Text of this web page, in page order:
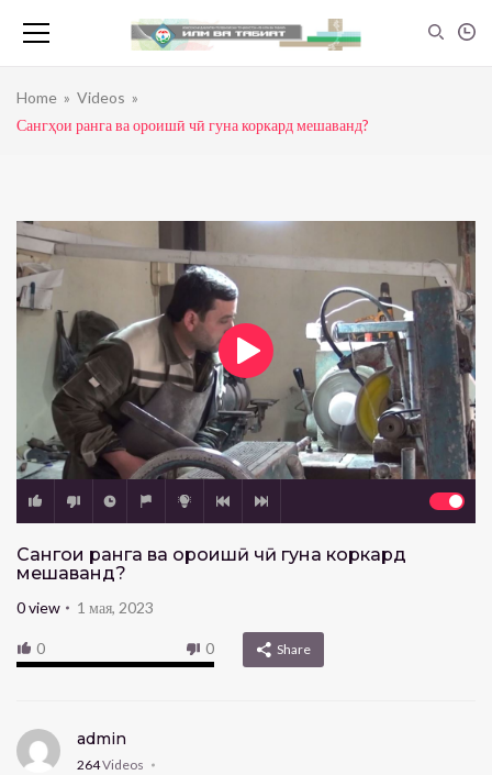
Home » Videos »
Сангҳои ранга ва ороишӣ чӣ гуна коркард мешаванд?
Сангҳои ранга ва ороишӣ чӣ гуна коркард
мешаванд?
0view 1 мая, 2023
0 0 Share
admin
264Videos